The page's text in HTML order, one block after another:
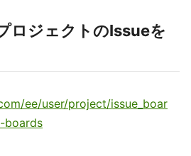
ロジェクトのIssueを
ee/user/project/issue_boar
boards